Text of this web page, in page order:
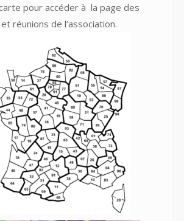
pour accéder à la page des
réunions de l’association.